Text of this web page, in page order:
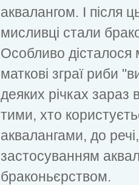
аквалангом. І після
мисливці стали
Особливо дісталося
маткові зграї риби
деяких річках зараз
тими, хто
аквалангами, до
застосуванням
браконьєрством.